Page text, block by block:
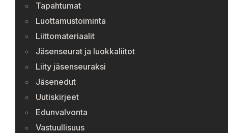
Tapahtumat
Luottamustoiminta
Liittomateriaalit
Jäsenseurat ja luokkaliitot
Liity jäsenseuraksi
Jäsenedut
Uutiskirjeet
Edunvalvonta
Vastuullisuus